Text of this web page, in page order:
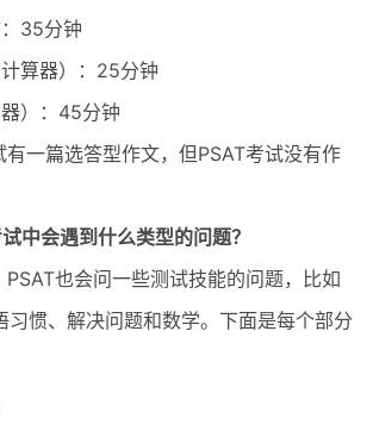
35分钟
算器）：25分钟
）：45分钟
一篇选答型作文，但PSAT考试没有作
中会遇到什么类型的问题？
也会问一些测试技能的问题，比如
习惯、解决问题和数学。下面是每个部分